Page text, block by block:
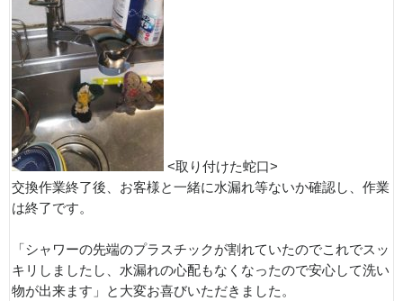
<取り付けた蛇口>
交換作業終了後、お客様と一緒に水漏れ等ないか確認し、作業
は終了です。
「シャワーの先端のプラスチックが割れていたのでこれでスッ
キリしましたし、水漏れの心配もなくなったので安心して洗い
物が出来ます」と大変お喜びいただきました。